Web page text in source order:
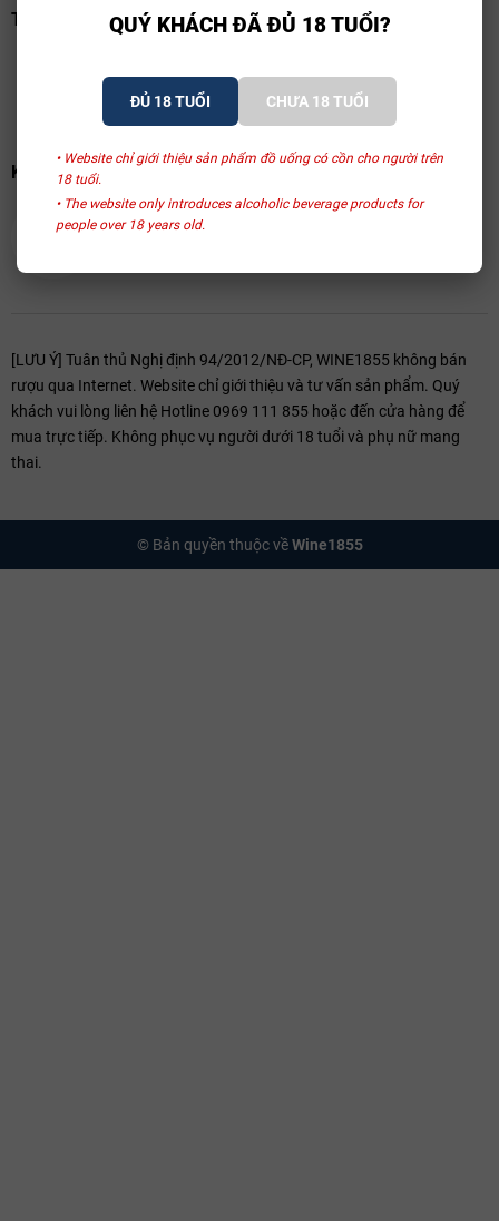
QUÝ KHÁCH ĐÃ ĐỦ 18 TUỔI?
ĐỦ 18 TUỔI CHƯA 18 TUỔI
• Website chỉ giới thiệu sản phẩm đồ uống có cồn cho người trên
18 tuổi.
• The website only introduces alcoholic beverage products for
people over 18 years old.
TRANG VÀNG VIỆT NAM
KHAI BÁO BỘ CỘNG THƯƠNG
[LƯU Ý] Tuân thủ Nghị định 94/2012/NĐ-CP, WINE1855 không bán
rượu qua Internet. Website chỉ giới thiệu và tư vấn sản phẩm. Quý
khách vui lòng liên hệ Hotline 0969 111 855 hoặc đến cửa hàng để
mua trực tiếp. Không phục vụ người dưới 18 tuổi và phụ nữ mang
thai.
© Bản quyền thuộc vềWine1855